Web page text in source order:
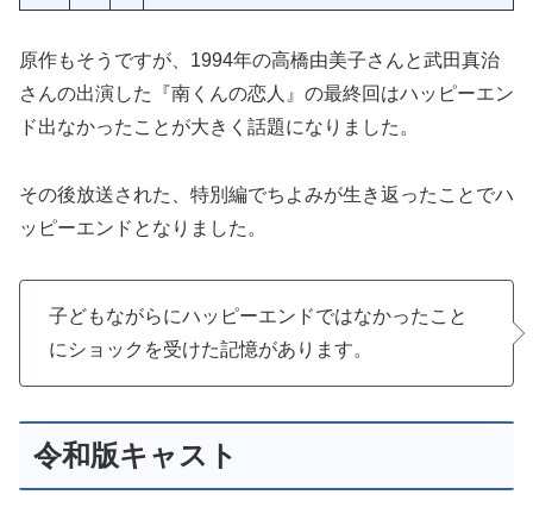
原作もそうですが、1994年の高橋由美子さんと武田真治
さんの出演した『南くんの恋人』の最終回はハッピーエン
ド出なかったことが大きく話題になりました。
その後放送された、特別編でちよみが生き返ったことでハ
ッピーエンドとなりました。
子どもながらにハッピーエンドではなかったこと
にショックを受けた記憶があります。
令和版キャスト